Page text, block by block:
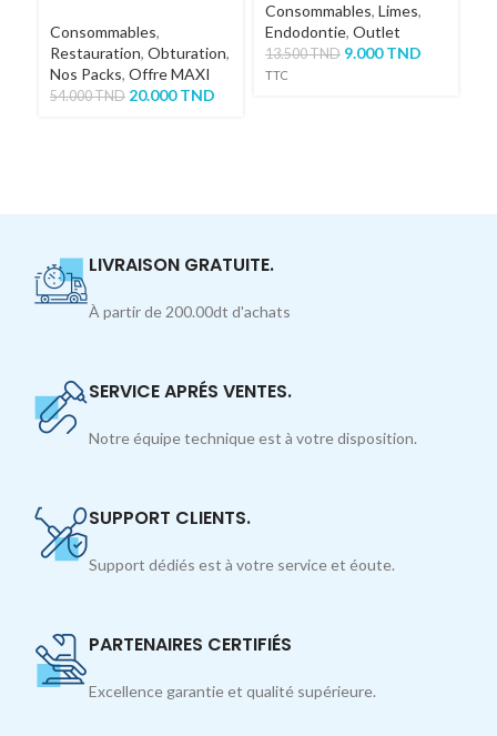
Consommables,
Restauration, Obturation,
Nos Packs, Offre MAXI
54.000TND 20.000TND
Consommables, Limes,
Endodontie, Outlet
13.500TND 9.000TND
TTC
LIVRAISON GRATUITE.
À partir de 200.00dt d'achats
SERVICE APRÉS VENTES.
Notre équipe technique est à votre disposition.
SUPPORT CLIENTS.
Support dédiés est à votre service et éoute.
PARTENAIRES CERTIFIÉS
Excellence garantie et qualité supérieure.